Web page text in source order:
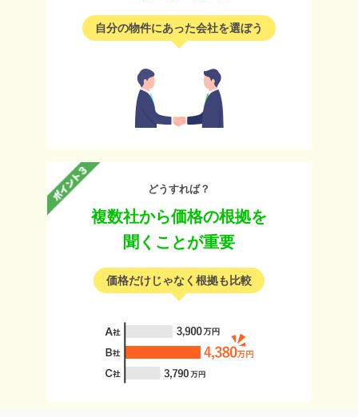
自分の物件にあった会社を選ぼう
どうすれば？
複数社から価格の根拠を
聞くことが重要
価格だけじゃなく根拠も比較